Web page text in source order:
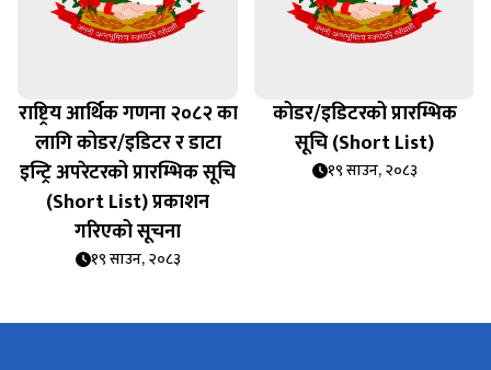
राष्ट्रिय आर्थिक गणना २०८२ का
लागि कोडर/इडिटर र डाटा
इन्ट्रि अपरेटरको प्रारम्भिक सूचि
(Short List) प्रकाशन
गरिएको सूचना
१९ साउन, २०८३
कोडर/इडिटरको प्रारम्भिक
सूचि (Short List)
१९ साउन, २०८३